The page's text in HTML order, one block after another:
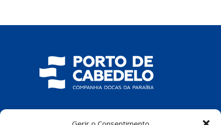
COMPANHIA DOCAS DA PARAÍBA